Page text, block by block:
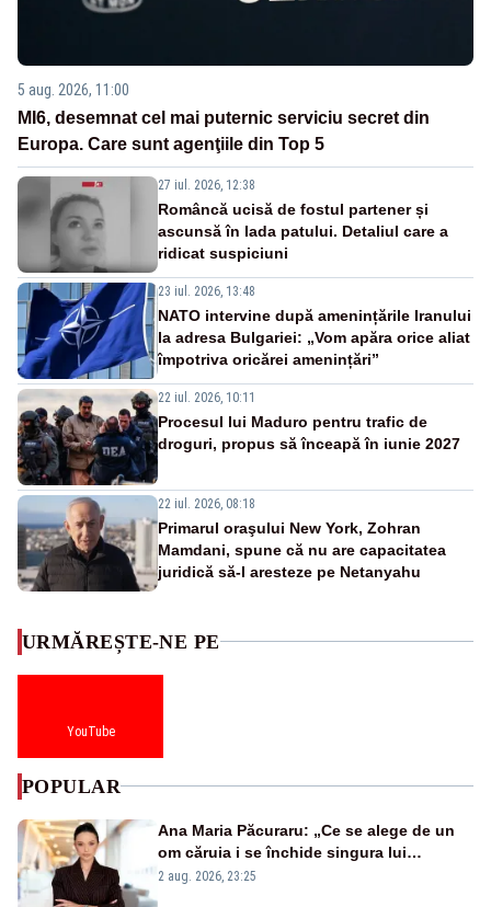
5 aug. 2026, 11:00
MI6, desemnat cel mai puternic serviciu secret din
Europa. Care sunt agenţiile din Top 5
27 iul. 2026, 12:38
Româncă ucisă de fostul partener și
ascunsă în lada patului. Detaliul care a
ridicat suspiciuni
23 iul. 2026, 13:48
NATO intervine după amenințările Iranului
la adresa Bulgariei: „Vom apăra orice aliat
împotriva oricărei amenințări”
22 iul. 2026, 10:11
Procesul lui Maduro pentru trafic de
droguri, propus să înceapă în iunie 2027
22 iul. 2026, 08:18
Primarul oraşului New York, Zohran
Mamdani, spune că nu are capacitatea
juridică să-l aresteze pe Netanyahu
URMĂREȘTE-NE PE
YouTube
POPULAR
Ana Maria Păcuraru: „Ce se alege de un
om căruia i se închide singura lui
portiță?”
2 aug. 2026, 23:25